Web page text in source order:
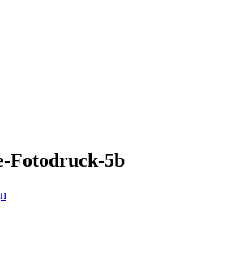
Fotodruck-5b